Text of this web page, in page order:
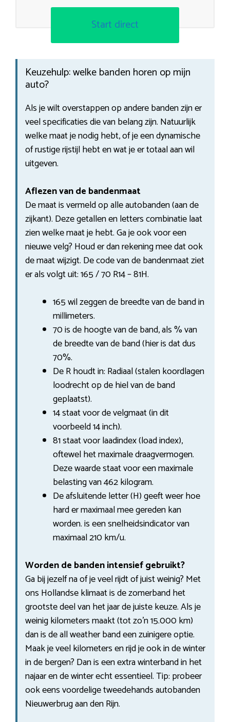
Start direct
Keuzehulp: welke banden horen op mijn
auto?
Als je wilt overstappen op andere banden zijn er
veel specificaties die van belang zijn. Natuurlijk
welke maat je nodig hebt, of je een dynamische
of rustige rijstijl hebt en wat je er totaal aan wil
uitgeven.
Aflezen van de bandenmaat
De maat is vermeld op alle autobanden (aan de
zijkant). Deze getallen en letters combinatie laat
zien welke maat je hebt. Ga je ook voor een
nieuwe velg? Houd er dan rekening mee dat ook
de maat wijzigt. De code van de bandenmaat ziet
er als volgt uit: 165 / 70 R14 – 81H.
165 wil zeggen de breedte van de band in
millimeters.
70 is de hoogte van de band, als % van
de breedte van de band (hier is dat dus
70%.
De R houdt in: Radiaal (stalen koordlagen
loodrecht op de hiel van de band
geplaatst).
14 staat voor de velgmaat (in dit
voorbeeld 14 inch).
81 staat voor laadindex (load index),
oftewel het maximale draagvermogen.
Deze waarde staat voor een maximale
belasting van 462 kilogram.
De afsluitende letter (H) geeft weer hoe
hard er maximaal mee gereden kan
worden. is een snelheidsindicator van
maximaal 210 km/u.
Worden de banden intensief gebruikt?
Ga bij jezelf na of je veel rijdt of juist weinig? Met
ons Hollandse klimaat is de zomerband het
grootste deel van het jaar de juiste keuze. Als je
weinig kilometers maakt (tot zo’n 15.000 km)
dan is de all weather band een zuinigere optie.
Maak je veel kilometers en rijd je ook in de winter
in de bergen? Dan is een extra winterband in het
najaar en de winter echt essentieel. Tip: probeer
ook eens voordelige tweedehands autobanden
Nieuwerbrug aan den Rijn.